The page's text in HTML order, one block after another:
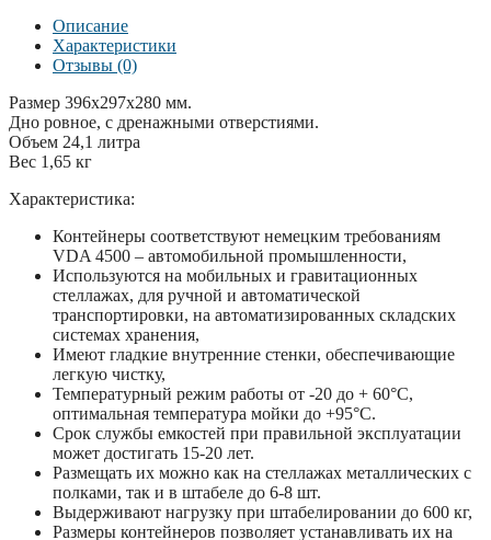
Описание
Характеристики
Отзывы (0)
Размер 396х297х280 мм.
Дно ровное, с дренажными отверстиями.
Объем 24,1 литра
Вес 1,65 кг
Характеристика:
Контейнеры соответствуют немецким требованиям
VDA 4500 – автомобильной промышленности,
Используются на мобильных и гравитационных
стеллажах, для ручной и автоматической
транспортировки, на автоматизированных складских
системах хранения,
Имеют гладкие внутренние стенки, обеспечивающие
легкую чистку,
Температурный режим работы от -20 до + 60°С,
оптимальная температура мойки до +95°С.
Срок службы емкостей при правильной эксплуатации
может достигать 15-20 лет.
Размещать их можно как на стеллажах металлических с
полками, так и в штабеле до 6-8 шт.
Выдерживают нагрузку при штабелировании до 600 кг,
Размеры контейнеров позволяет устанавливать их на